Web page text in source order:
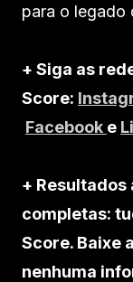
para o legado
+ Siga as
Score:
Facebook e
+
completas:
Score. Baixe
nenhuma